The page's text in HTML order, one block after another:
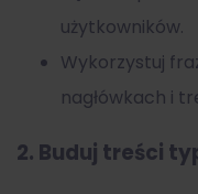
użytkowników.
Wykorzystuj
nagłówkach i
2. Buduj treści